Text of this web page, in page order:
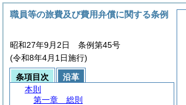
職員等の旅費及び費用弁償に関する条例
昭和27年9月2日 条例第45号
(令和8年4月1日施行)
条項目次
沿革
本則
第一章
総則